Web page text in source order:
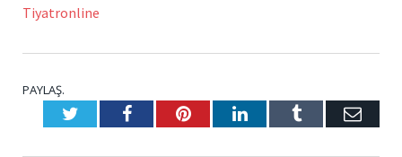
Tiyatronline
PAYLAŞ.
TwitterFacebookPinterestLinkedInTumblr E-